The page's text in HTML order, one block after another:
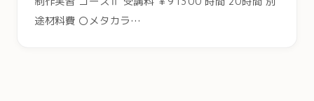
途材料費 〇メタカラ…